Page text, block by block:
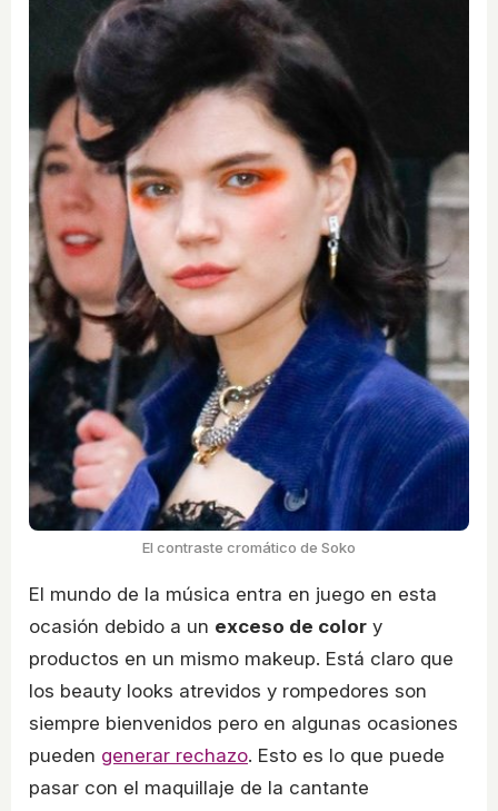
El contraste cromático de Soko
El mundo de la música entra en juego en esta
ocasión debido a un exceso de color y
productos en un mismo makeup. Está claro que
los beauty looks atrevidos y rompedores son
siempre bienvenidos pero en algunas ocasiones
pueden generar rechazo. Esto es lo que puede
pasar con el maquillaje de la cantante